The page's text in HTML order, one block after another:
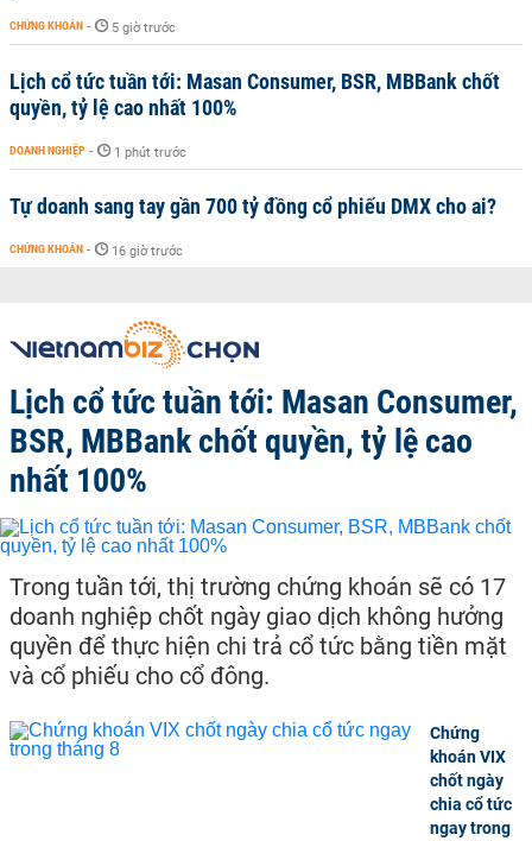
CHỨNG KHOÁN - 5 giờ trước
Lịch cổ tức tuần tới: Masan Consumer, BSR, MBBank chốt
quyền, tỷ lệ cao nhất 100%
DOANH NGHIỆP - 1 phút trước
Tự doanh sang tay gần 700 tỷ đồng cổ phiếu DMX cho ai?
CHỨNG KHOÁN - 16 giờ trước
Lịch cổ tức tuần tới: Masan Consumer,
BSR, MBBank chốt quyền, tỷ lệ cao
nhất 100%
Trong tuần tới, thị trường chứng khoán sẽ có 17
doanh nghiệp chốt ngày giao dịch không hưởng
quyền để thực hiện chi trả cổ tức bằng tiền mặt
và cổ phiếu cho cổ đông.
Chứng
khoán VIX
chốt ngày
chia cổ tức
ngay trong